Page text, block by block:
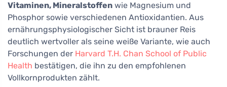
Vitaminen, Mineralstoffen wie Magnesium und
Phosphor sowie verschiedenen Antioxidantien. Aus
ernährungsphysiologischer Sicht ist brauner Reis
deutlich wertvoller als seine weiße Variante, wie auch
Forschungen der Harvard T.H. Chan School of Public
Health bestätigen, die ihn zu den empfohlenen
Vollkornprodukten zählt.